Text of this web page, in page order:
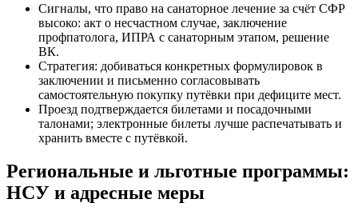
Сигналы, что право на санаторное лечение за счёт СФР
высоко: акт о несчастном случае, заключение
профпатолога, ИПРА с санаторным этапом, решение
ВК.
Стратегия: добиваться конкретных формулировок в
заключении и письменно согласовывать
самостоятельную покупку путёвки при дефиците мест.
Проезд подтверждается билетами и посадочными
талонами; электронные билеты лучше распечатывать и
хранить вместе с путёвкой.
Региональные и льготные программы:
НСУ и адресные меры